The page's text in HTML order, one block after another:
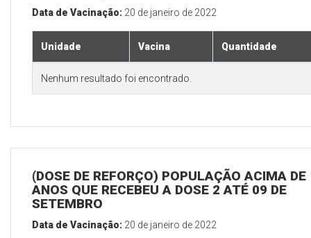
Data de Vacinação: 20 de janeiro de 2022
Unidade Vacina Quantidade
Nenhum resultado foi encontrado.
(DOSE DE REFORÇO) POPULAÇÃO ACIMA DE
ANOS QUE RECEBEU A DOSE 2 ATÉ 09 DE
SETEMBRO
Data de Vacinação: 20 de janeiro de 2022